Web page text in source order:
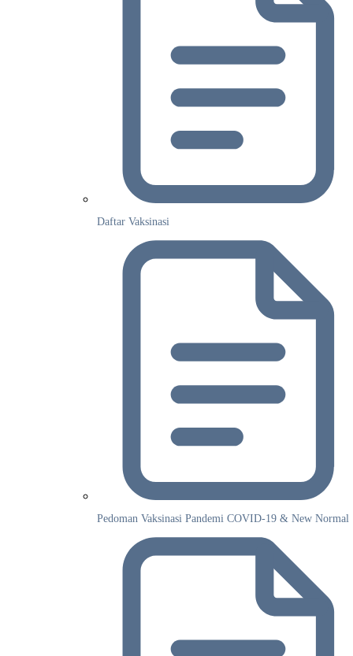
Daftar Vaksinasi
Pedoman Vaksinasi Pandemi COVID-19 & New Normal